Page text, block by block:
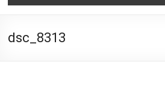
dsc_8313